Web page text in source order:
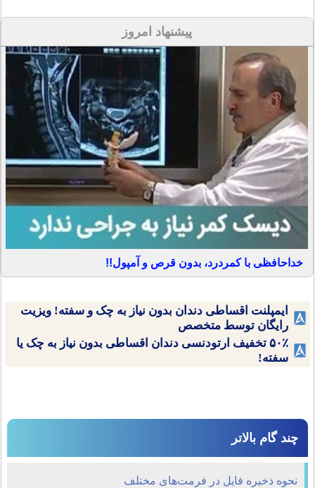
پیشنهاد امروز
خداحافظی با کمردرد، بدون قرص و آمپول!!
ایمپلنت اقساطی دندان بدون نیاز به چک و سفته! ویزیت
رایگان توسط متخصص
۵۰٪ تخفیف ارتودنسی دندان اقساطی بدون نیاز به چک یا
سفته!
چند گام بالاتر
نحوه ذخیره فایل در فرمت‌های مختلف